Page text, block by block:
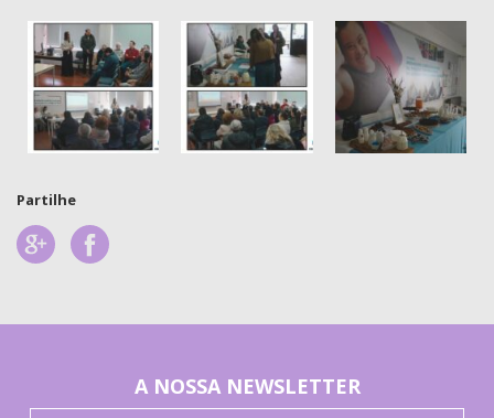
Partilhe
A NOSSA NEWSLETTER